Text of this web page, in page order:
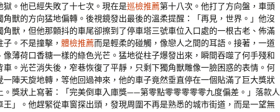
獄。他已經失敗了十七次。現在是巡檢推薦第十八次。他打了方向盤，車頭
角獸的方向猛地偏轉。後視鏡發出最後的溫柔提醒：「再見，世界。」他沒
角獸，但他那顫抖的車尾卻擦到了停車塔三號車位入口處的一根古老、佈滿
子。不是撞擊， 體檢推薦而是輕柔的碰觸，像戀人之間的耳語。接著，一道
像薄荷口香糖一樣的綠色光芒。猛地從柱子爆發出來，瞬間吞噬了何手殘和
車。光芒消失後，窄巷恢復了平靜，只剩下獨角獸雕像一臉困惑的表情。何
一陣天旋地轉，等他回過神來，他的車子竟然垂直停在一個貼滿了巨大獎狀
。獎狀上寫著：「完美倒車入庫獎——第零點零零零零零九度偏差。」落款人
王」。他趕緊從車窗探出頭，發現周圍不再是熟悉的城市街道，而是一望無